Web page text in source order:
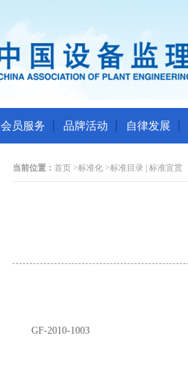
会员服务 品牌活动 自律发展
当前位置： 首页 >标准化 >标准目录 | 标准宣贯
GF-2010-1003